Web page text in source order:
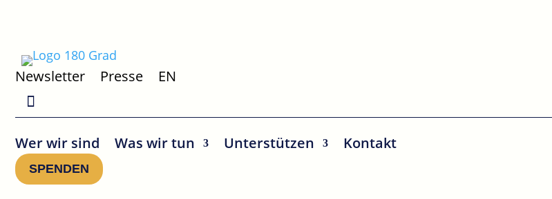
Newsletter Presse EN
Wer wir sind Was wir tun Unterstützen Kontakt
SPENDEN